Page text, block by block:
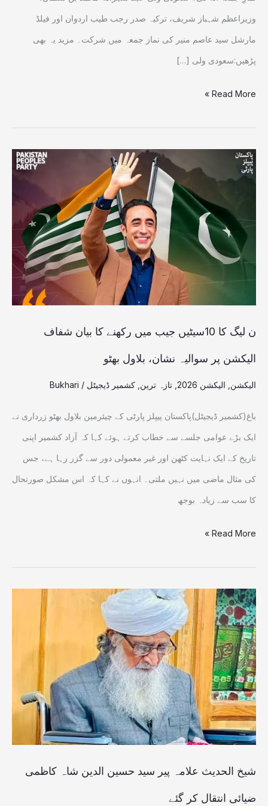
وزیراعظم شہباز شریف، ترکیہ صدر رجب طیب اردوان اور فیلڈ
مارشل سید عاصم منیر کی نماز جمعہ میں شرکت۔ مزید یہ بھی
پڑھیں:سعودی ولی […]
جمعہ
ادائیگی
Read More »
ن لیگ کا 10سیٹیں جیب میں رکھنے کا بیان شفاف
الیکشن پر سوالیہ نشان، بلاول بھٹو
الیکشن الیکشن 2026 تازہ ترین کشمیر ڈیجیٹل /
Bukhari
باغ(کشمیر ڈیجیٹل)پاکستان پیپلز پارٹی کے چیئرمین بلاول بھٹو زرداری نے
ایک بڑے عوامی جلسے سے خطاب کرتے ہوئے کہا کہ آزاد کشمیر اپنی
تاریخ کے ایک نہایت کٹھن اور غیر معمولی دور سے گزر رہا ہے، جس
کی مثال ماضی میں نہیں ملتی۔ انہوں نے کہا کہ اس مشکل صورتحال
کا سب سے زیادہ بوجھ
ن
لیگ
10سیٹیں جیب
میں رکھنے
کا
شفاف
الیکشن
نشان،
بلاول
بھٹو
Read More »
شیخ الحدیث علامہ پیر سید حسین الدین شاہ کاظمی
ضیائی انتقال کر گئے
شیخ
الحدیث
علامہ
پیر
سید
حسین
الدین
شاہ
کاظمی